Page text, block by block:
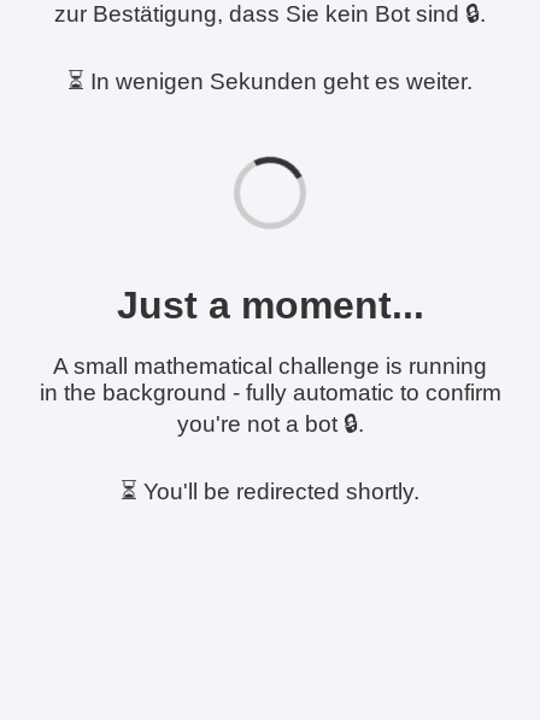
zur Bestätigung, dass Sie kein Bot sind 🔒.
⏳ In wenigen Sekunden geht es weiter.
Just a moment...
A small mathematical challenge is running
in the background - fully automatic to confirm
you're not a bot 🔒.
⏳ You'll be redirected shortly.